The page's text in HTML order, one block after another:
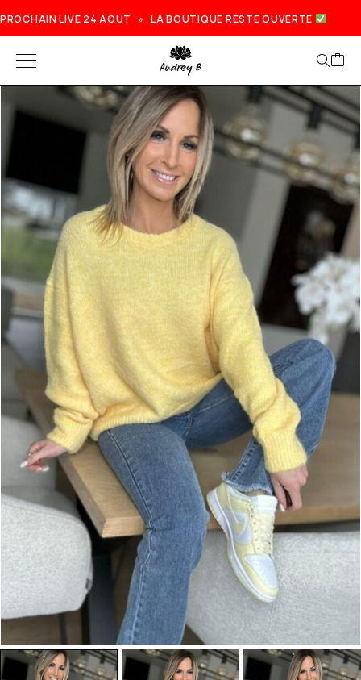
PROCHAIN LIVE 24 AOUT » LA BOUTIQUE RESTE OUVERTE